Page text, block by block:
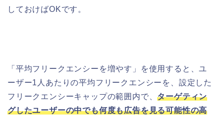
しておけばOKです。
「平均フリークエンシーを増やす」を使用すると、ユ
ーザー1人あたりの平均フリークエンシーを、設定した
フリークエンシーキャップの範囲内で、ターゲティン
グしたユーザーの中でも何度も広告を見る可能性の高